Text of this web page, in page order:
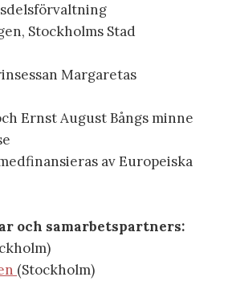
Stockholms Stad
Margaretas
Ernst August Bångs minne
av Europeiska
och samarbetspartners:
(Stockholm)